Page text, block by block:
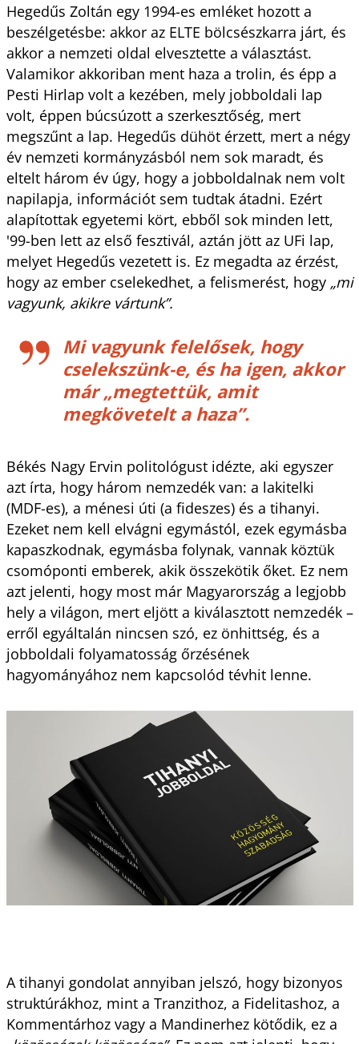
Hegedűs Zoltán egy 1994-es emléket hozott a
beszélgetésbe: akkor az ELTE bölcsészkarra járt, és
akkor a nemzeti oldal elvesztette a választást.
Valamikor akkoriban ment haza a trolin, és épp a
Pesti Hirlap volt a kezében, mely jobboldali lap
volt, éppen búcsúzott a szerkesztőség, mert
megszűnt a lap. Hegedűs dühöt érzett, mert a négy
év nemzeti kormányzásból nem sok maradt, és
eltelt három év úgy, hogy a jobboldalnak nem volt
napilapja, információt sem tudtak átadni. Ezért
alapítottak egyetemi kört, ebből sok minden lett,
'99-ben lett az első fesztivál, aztán jött az UFi lap,
melyet Hegedűs vezetett is. Ez megadta az érzést,
hogy az ember cselekedhet, a felismerést, hogy „mi
vagyunk, akikre vártunk”.
Mi vagyunk felelősek, hogy
cselekszünk-e, és ha igen, akkor
már„megtettük, amit
megkövetelt a haza”.
Békés Nagy Ervin politológust idézte, aki egyszer
azt írta, hogy három nemzedék van: a lakitelki
(MDF-es), a ménesi úti (a fideszes) és a tihanyi.
Ezeket nem kell elvágni egymástól, ezek egymásba
kapaszkodnak, egymásba folynak, vannak köztük
csomóponti emberek, akik összekötik őket. Ez nem
azt jelenti, hogy most már Magyarország a legjobb
hely a világon, mert eljött a kiválasztott nemzedék –
erről egyáltalán nincsen szó, ez önhittség, és a
jobboldali folyamatosság őrzésének
hagyományához nem kapcsolód tévhit lenne.
A tihanyi gondolat annyiban jelszó, hogy bizonyos
struktúrákhoz, mint a Tranzithoz, a Fidelitashoz, a
Kommentárhoz vagy a Mandinerhez kötődik, ez a